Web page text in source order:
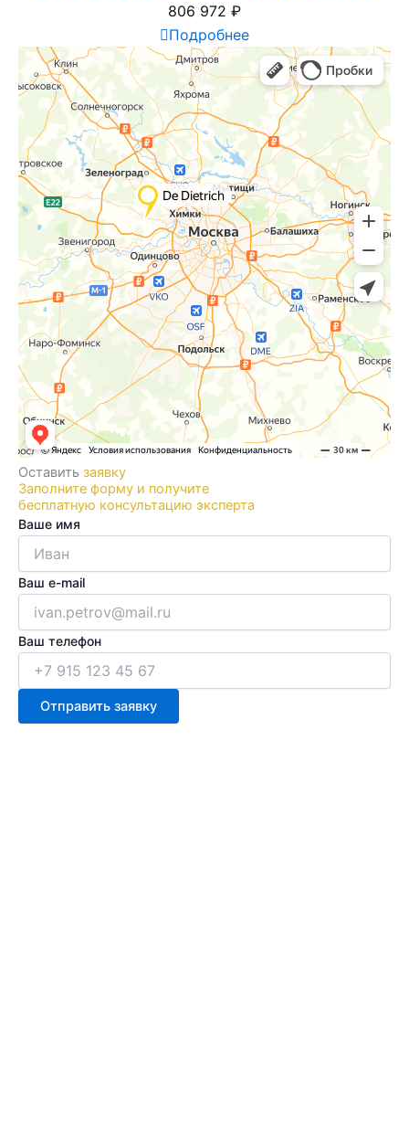
806 972 ₽
Подробнее
Оставить заявку
Заполните форму и получите
бесплатную консультацию эксперта
Ваше имя
Ваш e-mail
Ваш телефон
Отправить заявку